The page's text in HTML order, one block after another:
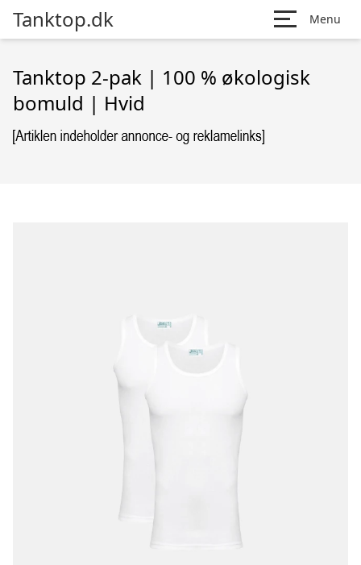
Tanktop.dk Menu
Tanktop 2-pak | 100 % økologisk
bomuld | Hvid